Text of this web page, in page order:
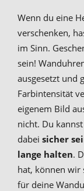
Wenn du eine
verschenken,
im Sinn.
sein!
ausgesetzt und
Farbintensität
eigenem Bild
nicht. Du
dabei sicher
lange halten.
hat, können wir
für deine